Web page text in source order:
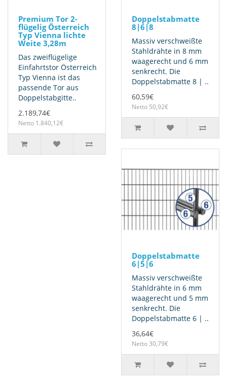
Premium Tor 2-
flügelig Österreich
Typ Vienna lichte
Weite 3,28m
Das zweiflügelige
Einfahrtstor Österreich
Typ Vienna ist das
passende Tor aus
Doppelstabgitte..
2.189,74€
Netto 1.840,12€
Doppelstabmatte
8|6|8
Massiv verschweißte
Stahldrähte in 8 mm
waagerecht und 6 mm
senkrecht. Die
Doppelstabmatte 8 | ..
60,59€
Netto 50,92€
Doppelstabmatte
6|5|6
Massiv verschweißte
Stahldrähte in 6 mm
waagerecht und 5 mm
senkrecht. Die
Doppelstabmatte 6 | ..
36,64€
Netto 30,79€